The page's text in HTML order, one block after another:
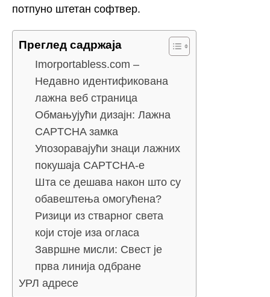
потпуно штетан софтвер.
Преглед садржаја
Imorportabless.com –
Недавно идентификована
лажна веб страница
Обмањујући дизајн: Лажна
CAPTCHA замка
Упозоравајући знаци лажних
покушаја CAPTCHA-е
Шта се дешава након што су
обавештења омогућена?
Ризици из стварног света
који стоје иза огласа
Завршне мисли: Свест је
прва линија одбране
УРЛ адресе